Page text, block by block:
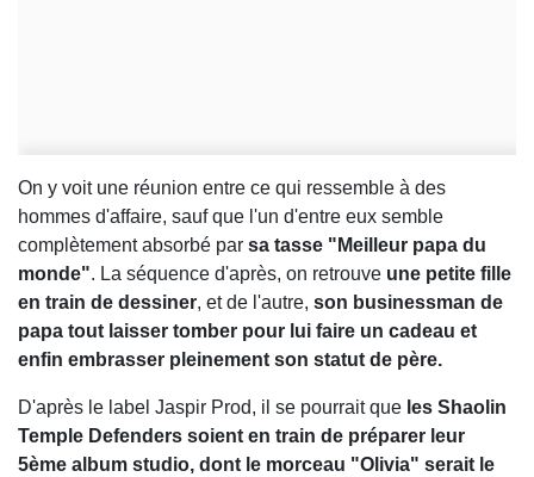
On y voit une réunion entre ce qui ressemble à des
hommes d'affaire, sauf que l'un d'entre eux semble
complètement absorbé par sa tasse "Meilleur papa du
monde". La séquence d'après, on retrouve une petite fille
en train de dessiner, et de l'autre, son businessman de
papa tout laisser tomber pour lui faire un cadeau et
enfin embrasser pleinement son statut de père.
D'après le label Jaspir Prod, il se pourrait que les Shaolin
Temple Defenders soient en train de préparer leur
5ème album studio, dont le morceau "Olivia" serait le